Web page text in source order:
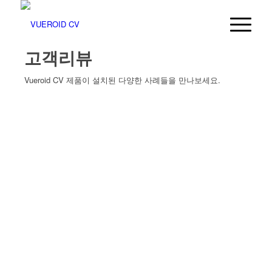
고객리뷰
Vueroid CV 제품이 설치된 다양한 사례들을 만나보세요.